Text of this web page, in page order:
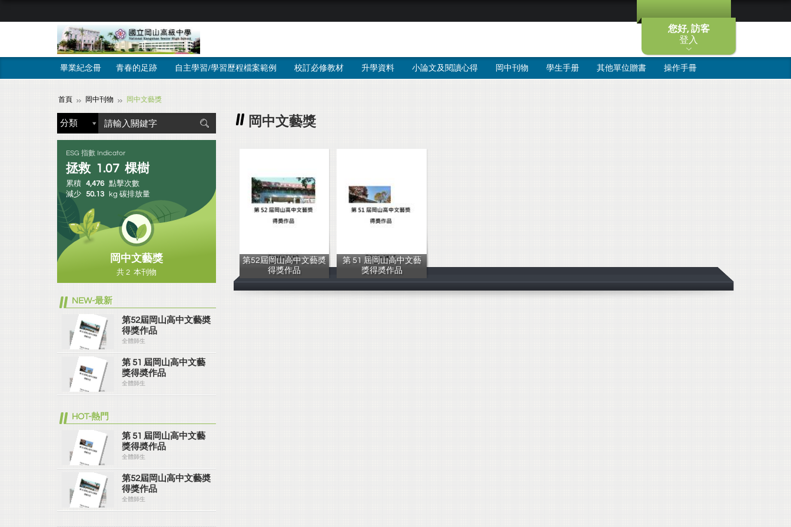
您好, 訪客
登入
畢業紀念冊 青春的足跡 自主學習/學習歷程檔案範例 校訂必修教材 升學資料 小論文及閱讀心得 岡中刊物 學生手册 其他單位贈書 操作手冊
首頁 岡中刊物 岡中文藝獎
岡中文藝獎
第52屆岡山高中文藝奬
得獎作品
全體師生
第 51 屆岡山高中文藝
獎得奬作品
全體師生
ESG 指數 Indicator
拯救 1.07 棵樹
累積 4,476 點擊次數
減少 50.13 kg 碳排放量
岡中文藝獎
共 2 本刊物
NEW-最新
第52屆岡山高中文藝奬
得獎作品
全體師生
第 51 屆岡山高中文藝
獎得奬作品
全體師生
HOT-熱門
第 51 屆岡山高中文藝
獎得奬作品
全體師生
第52屆岡山高中文藝奬
得獎作品
全體師生